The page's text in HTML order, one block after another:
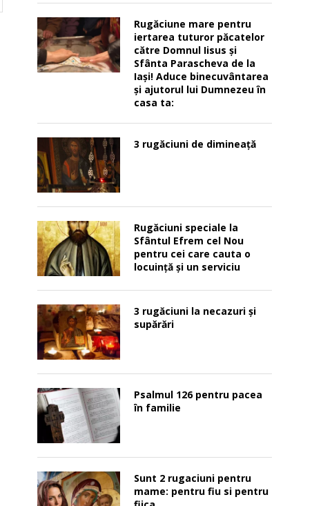
Rugăciune mare pentru
iertarea tuturor păcatelor
către Domnul Iisus şi
Sfânta Parascheva de la
Iaşi! Aduce binecuvântarea
şi ajutorul lui Dumnezeu în
casa ta:
3 rugăciuni de dimineață
Rugăciuni speciale la
Sfântul Efrem cel Nou
pentru cei care cauta o
locuinţă şi un serviciu
3 rugăciuni la necazuri și
supărări
Psalmul 126 pentru pacea
în familie
Sunt 2 rugaciuni pentru
mame: pentru fiu si pentru